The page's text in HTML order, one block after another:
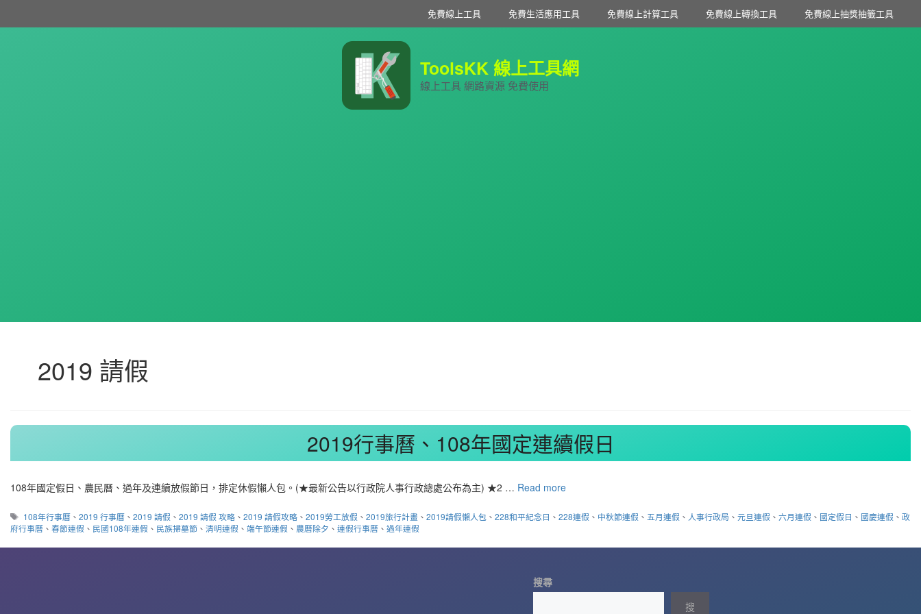
免費線上工具 免費生活應用工具 免費線上計算工具 免費線上轉換工具 免費線上抽獎抽籤工具
ToolsKK 線上工具網
線上工具 網路資源 免費使用
2019 請假
2019行事曆、108年國定連續假日
108年國定假日、農民曆、過年及連續放假節日，排定休假懶人包。(★最新公告以行政院人事行政總處公布為主) ★2 … Read more
標
籤
108年行事曆 、2019 行事曆 、2019 請假 、2019 請假 攻略 、2019 請假攻略 、2019勞工放假 、2019旅行計畫 、2019請假懶人包 、228和平紀念日 、228連假 、 中秋節連假 、 五月連假 、 人事行政局 、元旦連假 、六月連假 、 國定假日 、 國慶連假 、政
府行事曆 、 春節連假 、 民國108年連假 、 民族掃墓節 、 清明連假 、 端午節連假 、 農曆除夕 、 連假行事曆 、 過年連假
搜尋
搜